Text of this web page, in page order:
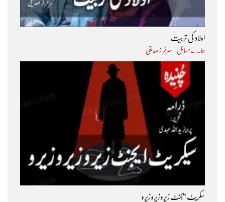
اولاد کی تربیت
ہمارے مسائل سرفراز صدیقی
سکریٹ ایجنٹ زیرو زیرو زیرو